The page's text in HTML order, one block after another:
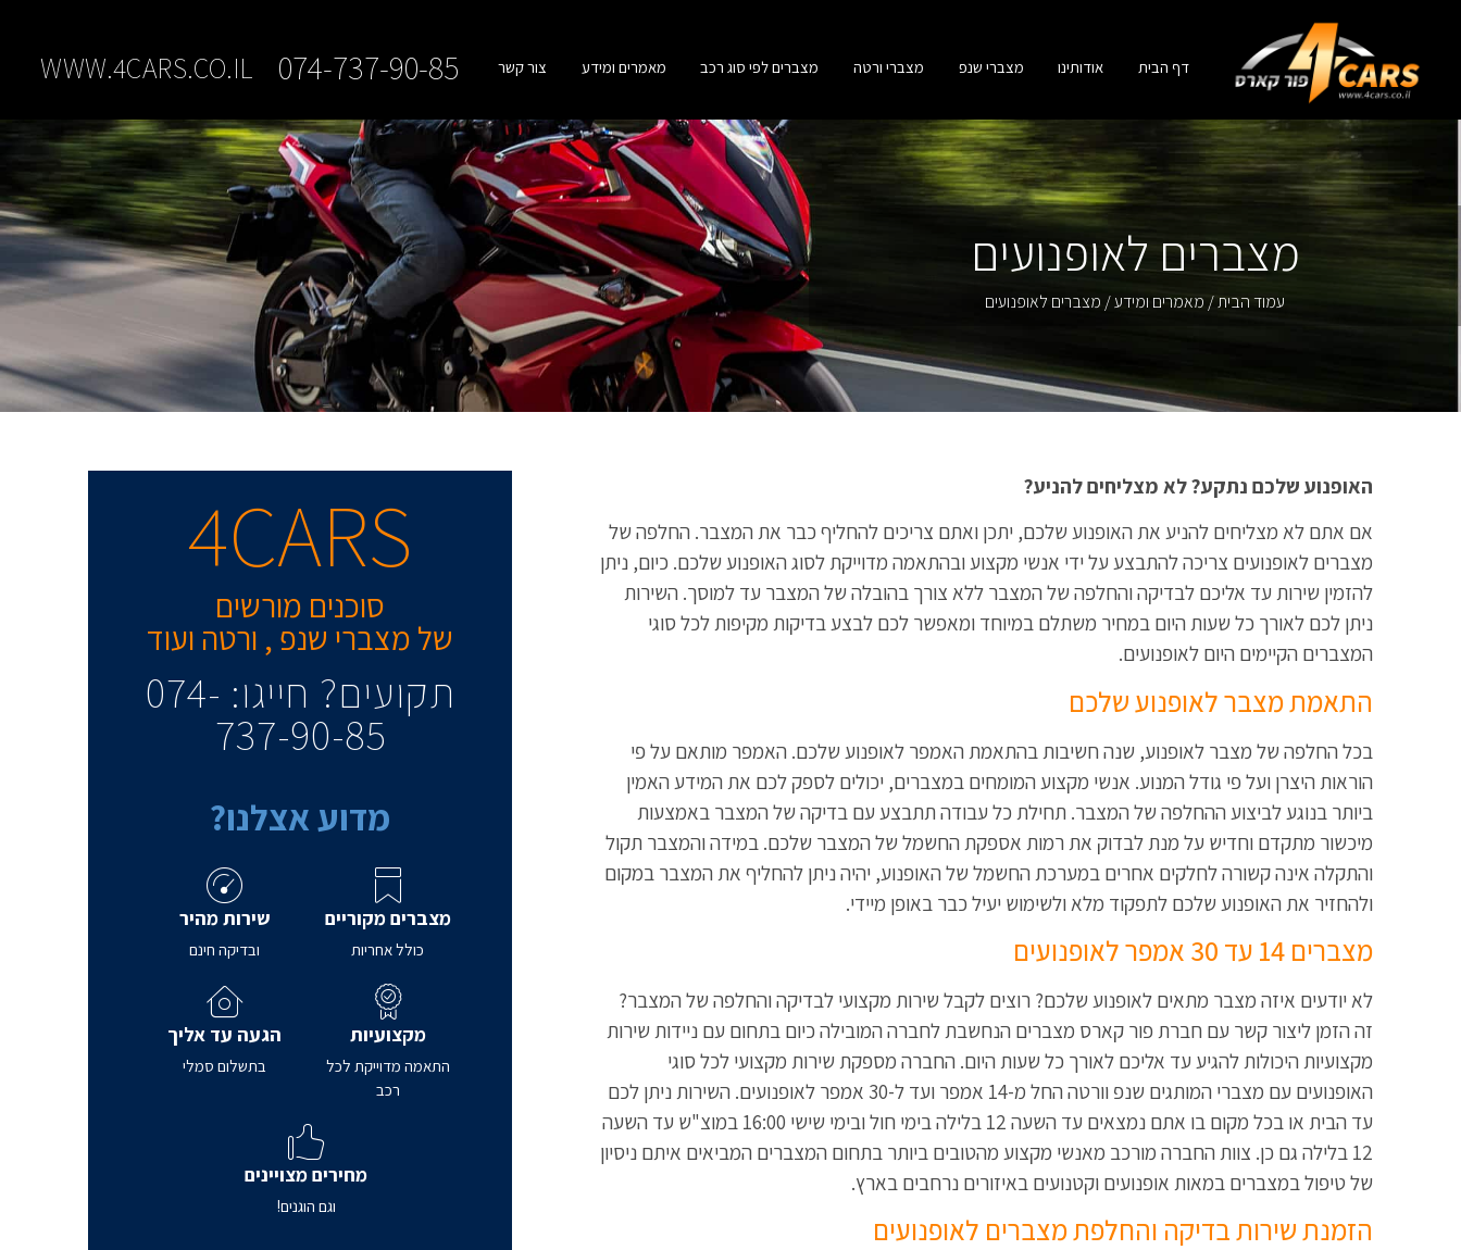
דף הבית אודותינו מצברי שנפ מצברי ורטה מצברים לפי סוג רכב מאמרים ומידע צור קשר 074-737-90-85​
WWW.4CARS.CO.IL
מצברים לאופנועים
עמוד הבית/ מאמרים ומידע/ מצברים לאופנועים
האופנוע שלכם נתקע? לא מצליחים להניע?
אם אתם לא מצליחים להניע את האופנוע שלכם, יתכן ואתם צריכים להחליף כבר את המצבר. החלפה של
מצברים לאופנועים צריכה להתבצע על ידי אנשי מקצוע ובהתאמה מדוייקת לסוג האופנוע שלכם. כיום, ניתן
להזמין שירות עד אליכם לבדיקה והחלפה של המצבר ללא צורך בהובלה של המצבר עד למוסך. השירות
ניתן לכם לאורך כל שעות היום במחיר משתלם במיוחד ומאפשר לכם לבצע בדיקות מקיפות לכל סוגי
המצברים הקיימים היום לאופנועים.
התאמת מצבר לאופנוע שלכם
בכל החלפה של מצבר לאופנוע, שנה חשיבות בהתאמת האמפר לאופנוע שלכם. האמפר מותאם על פי
הוראות היצרן ועל פי גודל המנוע. אנשי מקצוע המומחים במצברים, יכולים לספק לכם את המידע האמין
ביותר בנוגע לביצוע ההחלפה של המצבר. תחילת כל עבודה תתבצע עם בדיקה של המצבר באמצעות
מיכשור מתקדם וחדיש על מנת לבדוק את רמות אספקת החשמל של המצבר שלכם. במידה והמצבר תקול
והתקלה אינה קשורה לחלקים אחרים במערכת החשמל של האופנוע, יהיה ניתן להחליף את המצבר במקום
ולהחזיר את האופנוע שלכם לתפקוד מלא ולשימוש יעיל כבר באופן מיידי.
מצברים 14 עד 30 אמפר לאופנועים
לא יודעים איזה מצבר מתאים לאופנוע שלכם? רוצים לקבל שירות מקצועי לבדיקה והחלפה של המצבר?
זה הזמן ליצור קשר עם חברת פור קארס מצברים הנחשבת לחברה המובילה כיום בתחום עם ניידות שירות
מקצועיות היכולות להגיע עד אליכם לאורך כל שעות היום. החברה מספקת שירות מקצועי לכל סוגי
האופנועים עם מצברי המותגים שנפ וורטה החל מ-14 אמפר ועד ל-30 אמפר לאופנועים. השירות ניתן לכם
עד הבית או בכל מקום בו אתם נמצאים עד השעה 12 בלילה בימי חול ובימי שישי 16:00 במוצ"ש עד השעה
12 בלילה גם כן. צוות החברה מורכב מאנשי מקצוע מהטובים ביותר בתחום המצברים המביאים איתם ניסיון
של טיפול במצברים במאות אופנועים וקטנועים באיזורים נרחבים בארץ.
הזמנת שירות בדיקה והחלפת מצברים לאופנועים
4CARS
סוכנים מורשים
של מצברי שנפ , ורטה ועוד
תקועים? חייגו: 074-
737-90-85​
מדוע אצלנו?
מצברים מקוריים
כולל אחריות
שירות מהיר
ובדיקה חינם
מקצועיות
התאמה מדוייקת לכל
רכב
הגעה עד אליך
בתשלום סמלי
מחירים מצויינים
וגם הוגנים!